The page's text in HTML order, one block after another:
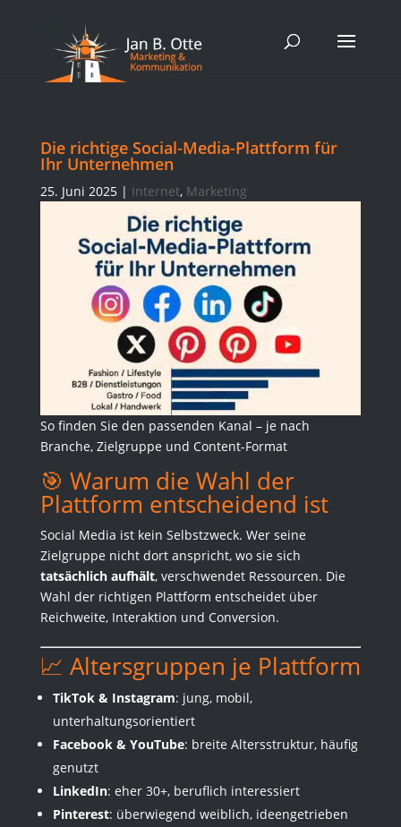
Die richtige Social-Media-Plattform für
Ihr Unternehmen
25. Juni 2025| Internet, Marketing
So finden Sie den passenden Kanal – je nach
Branche, Zielgruppe und Content-Format
🎯 Warum die Wahl der
Plattform entscheidend ist
Social Media ist kein Selbstzweck. Wer seine
Zielgruppe nicht dort anspricht, wo sie sich
tatsächlich aufhält, verschwendet Ressourcen. Die
Wahl der richtigen Plattform entscheidet über
Reichweite, Interaktion und Conversion.
📈 Altersgruppen je Plattform
TikTok & Instagram: jung, mobil,
unterhaltungsorientiert
Facebook & YouTube: breite Altersstruktur, häufig
genutzt
LinkedIn: eher 30+, beruflich interessiert
Pinterest: überwiegend weiblich, ideengetrieben